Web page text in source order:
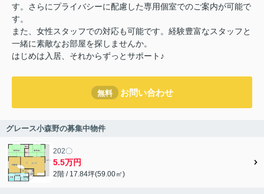
す。さらにプライバシーに配慮した専用個室でのご案内が可能で
す。
また、女性スタッフでの対応も可能です。経験豊富なスタッフと
一緒に素敵なお部屋を探しませんか。
はじめは入居、それからずっとサポート♪
無料 お問い合わせ
グレース小森野の募集中物件
202〇
5.5万円
2階 / 17.84坪(59.00㎡)